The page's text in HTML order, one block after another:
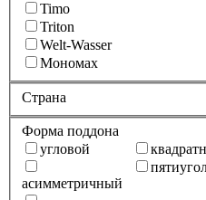
Timo
Triton
Welt-Wasser
Мономах
Страна
Форма поддона
угловой
асимметричный